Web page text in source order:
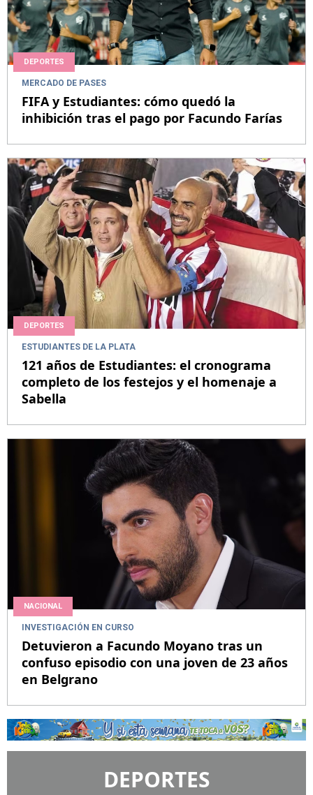
DEPORTES
MERCADO DE PASES
FIFA y Estudiantes: cómo quedó la
inhibición tras el pago por Facundo Farías
DEPORTES
ESTUDIANTES DE LA PLATA
121 años de Estudiantes: el cronograma
completo de los festejos y el homenaje a
Sabella
NACIONAL
INVESTIGACIÓN EN CURSO
Detuvieron a Facundo Moyano tras un
confuso episodio con una joven de 23 años
en Belgrano
DEPORTES